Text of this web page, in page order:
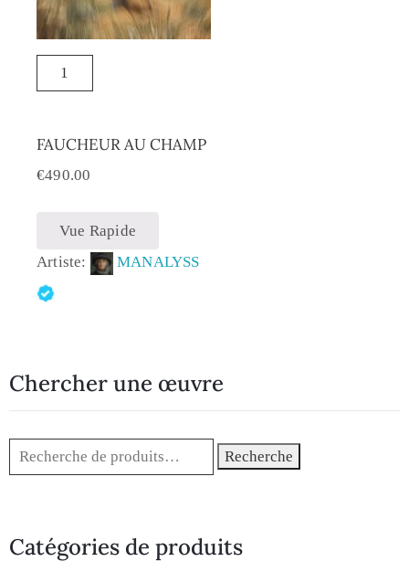
FAUCHEUR AU CHAMP
€490.00
Vue Rapide
Artiste:
MANALYSS
Chercher une œuvre
Recherche
Catégories de produits